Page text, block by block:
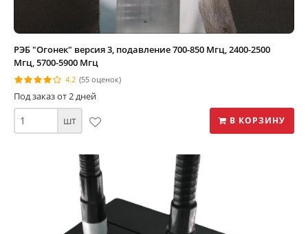
РЭБ "Огонек" версия 3, подавление 700-850 Мгц, 2400-2500
Мгц, 5700-5900 Мгц
4.2 (55 оценок)
Под заказ от 2 дней
шт В КОРЗИНУ